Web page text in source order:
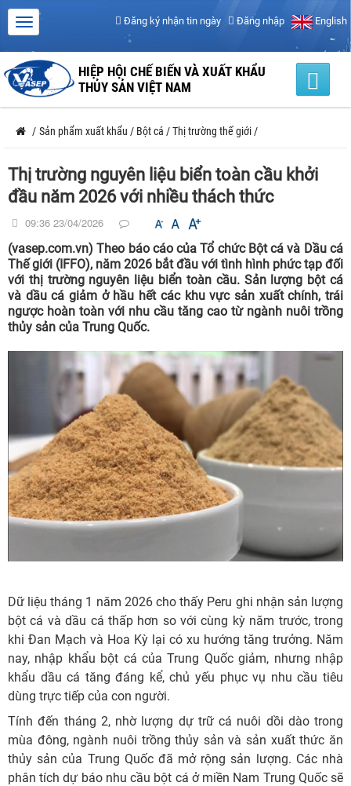
Đăng ký nhận tin ngày Đăng nhập English
HIỆP HỘI CHẾ BIẾN VÀ XUẤT KHẨU
THỦY SẢN VIỆT NAM
/ Sản phẩm xuất khẩu / Bột cá /Thị trường thế giới /
Thị trường nguyên liệu biển toàn cầu khởi
đầu năm 2026 với nhiều thách thức
09:36 23/04/2026
(vasep.com.vn) Theo báo cáo của Tổ chức Bột cá và Dầu cá
Thế giới (IFFO), năm 2026 bắt đầu với tình hình phức tạp đối
với thị trường nguyên liệu biển toàn cầu. Sản lượng bột cá
và dầu cá giảm ở hầu hết các khu vực sản xuất chính, trái
ngược hoàn toàn với nhu cầu tăng cao từ ngành nuôi trồng
thủy sản của Trung Quốc.
Dữ liệu tháng 1 năm 2026 cho thấy Peru ghi nhận sản lượng
bột cá và dầu cá thấp hơn so với cùng kỳ năm trước, trong
khi Đan Mạch và Hoa Kỳ lại có xu hướng tăng trưởng. Năm
nay, nhập khẩu bột cá của Trung Quốc giảm, nhưng nhập
khẩu dầu cá tăng đáng kể, chủ yếu phục vụ nhu cầu tiêu
dùng trực tiếp của con người.
Tính đến tháng 2, nhờ lượng dự trữ cá nuôi dồi dào trong
mùa đông, ngành nuôi trồng thủy sản và sản xuất thức ăn
thủy sản của Trung Quốc đã mở rộng sản lượng. Các nhà
phân tích dự báo nhu cầu bột cá ở miền Nam Trung Quốc sẽ